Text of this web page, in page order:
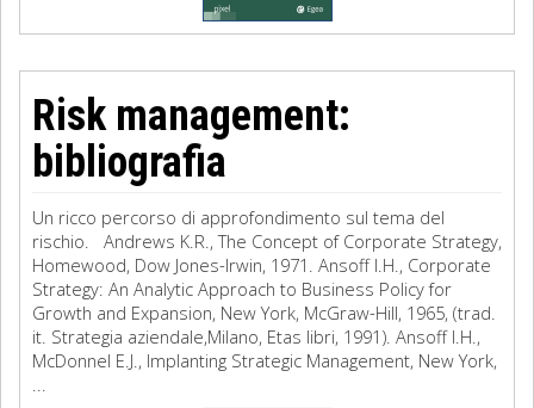
Risk management:
bibliografia
Un ricco percorso di approfondimento sul tema del
rischio. Andrews K.R., The Concept of Corporate Strategy,
Homewood, Dow Jones-Irwin, 1971. Ansoff I.H., Corporate
Strategy: An Analytic Approach to Business Policy for
Growth and Expansion, New York, McGraw-Hill, 1965, (trad.
it. Strategia aziendale,Milano, Etas libri, 1991). Ansoff I.H.,
McDonnel E.J., Implanting Strategic Management, New York,
...